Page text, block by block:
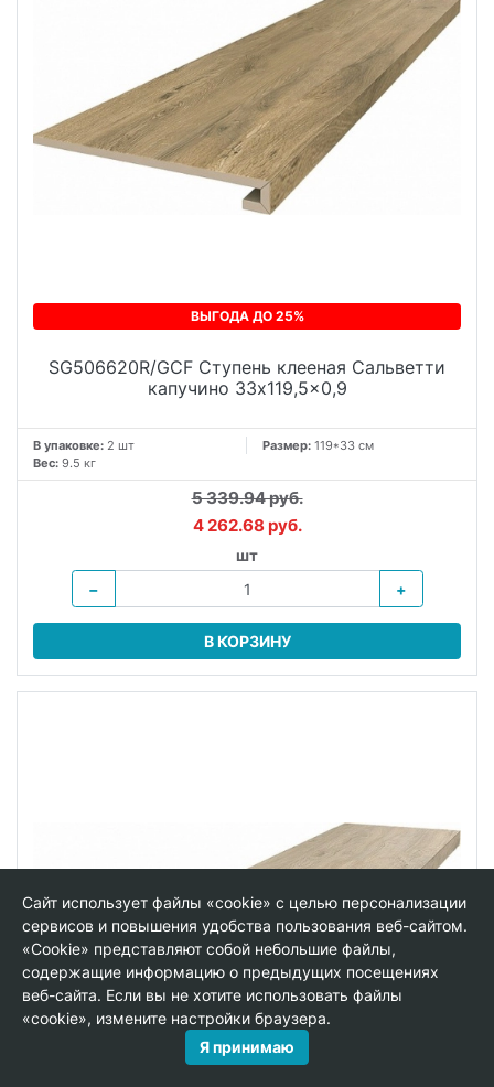
ВЫГОДА ДО 25%
SG506620R/GCF Ступень клееная Сальветти
капучино 33x119,5x0,9
В упаковке: 2 шт Размер: 119*33 см
Вес: 9.5 кг
5 339.94 руб.
4 262.68 руб.
шт
−
+
В КОРЗИНУ
Сайт использует файлы «cookie» с целью персонализации
сервисов и повышения удобства пользования веб-сайтом.
«Cookie» представляют собой небольшие файлы,
содержащие информацию о предыдущих посещениях
веб-сайта. Если вы не хотите использовать файлы
«cookie», измените настройки браузера.
Я принимаю